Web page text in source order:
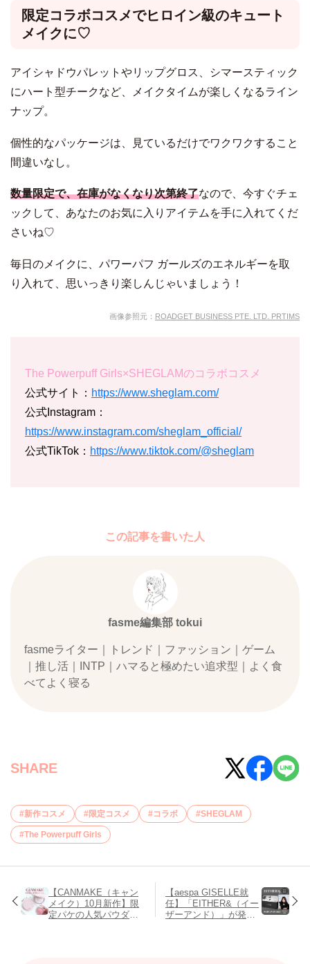
限定コラボコスメでヒロイン級のキュート
メイクに♡
アイシャドウパレットやリップグロス、シマースティック
にハート型チークなど、メイクタイムが楽しくなるライン
ナップ。
個性的なパッケージは、見ているだけでワクワクすること
間違いなし。
数量限定で、在庫がなくなり次第終了なので、今すぐチェ
ックして、あなたのお気に入りアイテムを手に入れてくだ
さいね♡
毎日のメイクに、パワーパフ ガールズのエネルギーを取
り入れて、思いっきり楽しんじゃいましょう！
画像参照元： ROADGET BUSINESS PTE. LTD. PRTIMS
The Powerpuff Girls×SHEGLAMのコラボコスメ
公式サイト： https://www.sheglam.com/
公式Instagram：
https://www.instagram.com/sheglam_official/
公式TikTok： https://www.tiktok.com/@sheglam
この記事を書いた人
fasme編集部 tokui
fasmeライター｜トレンド｜ファッション｜ゲーム
｜推し活｜INTP｜ハマると極めたい追求型｜よく食
べてよく寝る
SHARE
新作コスメ 限定コスメ コラボ SHEGLAM
The Powerpuff Girls
【CANMAKE（キャン
メイク）10月新作】限
定パケの人気パウダー
【aespa GISELLE就
任】「EITHER&（イー
ザーアンド）」が発売